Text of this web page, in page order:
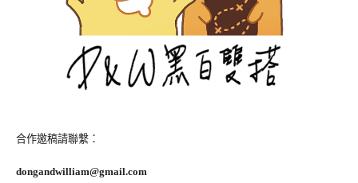
合作邀稿請聯繫：
dongandwilliam@gmail.com